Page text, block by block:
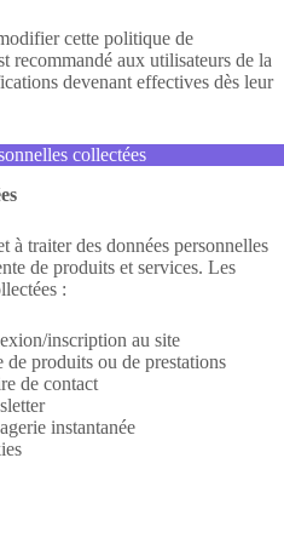
cette politique de
recommandé aux utilisateurs de la
devenant effectives dès leur
collectées
à traiter des données personnelles
de produits et services. Les
:
inscription au site
de produits ou de prestations
de contact
instantanée